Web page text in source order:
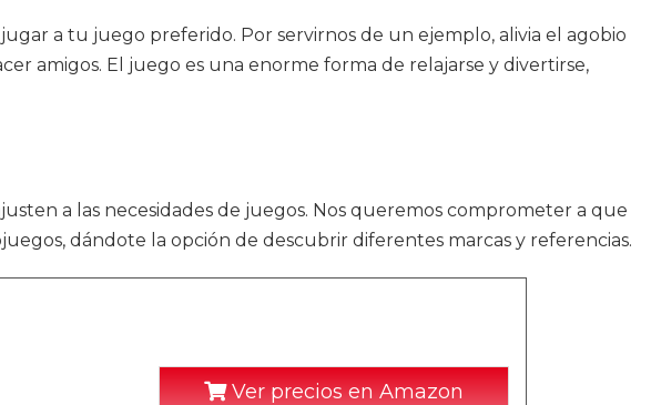
a tu juego preferido. Por servirnos de un ejemplo, alivia el agobio
amigos. El juego es una enorme forma de relajarse y divertirse,
a las necesidades de juegos. Nos queremos comprometer a que
dándote la opción de descubrir diferentes marcas y referencias.
Ver precios en Amazon